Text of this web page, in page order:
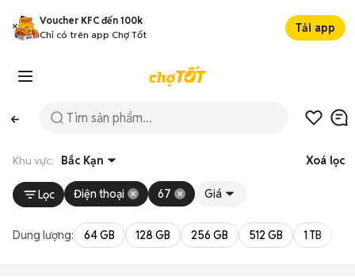
Voucher KFC đến 100k
Chỉ có trên app Chợ Tốt
Tải app
Khu vực: Bắc Kạn Xoá lọc
Lọc Điện thoại 67 Giá
Dung lượng: 64 GB 128 GB 256 GB 512 GB 1 TB